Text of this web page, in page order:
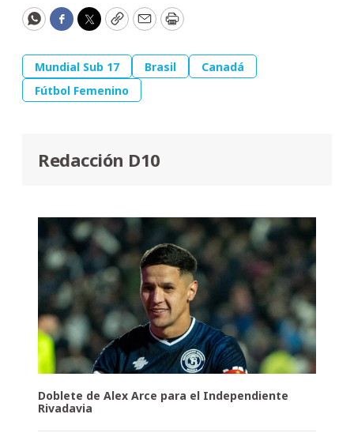
WhatsApp
Facebook
Twitter
CopyEmailPrint
Mundial Sub 17 Brasil
Canadá
Fútbol Femenino
Redacción D10
Doblete de Alex Arce para el Independiente
Rivadavia